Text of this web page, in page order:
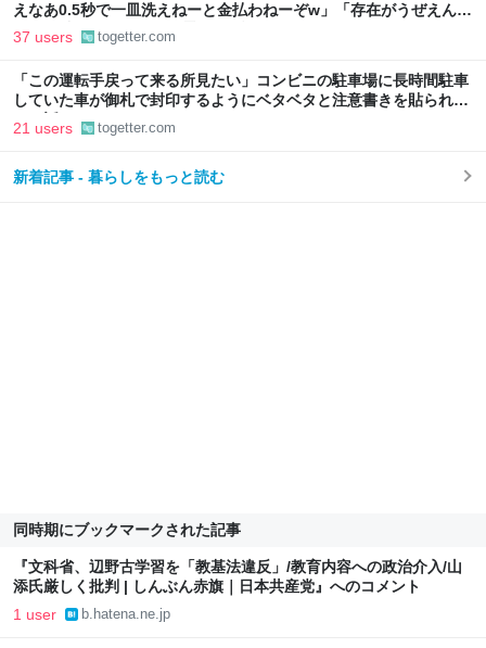
えなあ0.5秒で一皿洗えねーと金払わねーぞw」「存在がうぜえんだ
よ早く消えろ」と耳元で囁かれた話
37 users togetter.com
「この運転手戻って来る所見たい」コンビニの駐車場に長時間駐車
していた車が御札で封印するようにベタベタと注意書きを貼られて
いた話
21 users togetter.com
新着記事 - 暮らしをもっと読む
同時期にブックマークされた記事
『文科省、辺野古学習を「教基法違反」/教育内容への政治介入/山
添氏厳しく批判 | しんぶん赤旗｜日本共産党』へのコメント
1 user b.hatena.ne.jp